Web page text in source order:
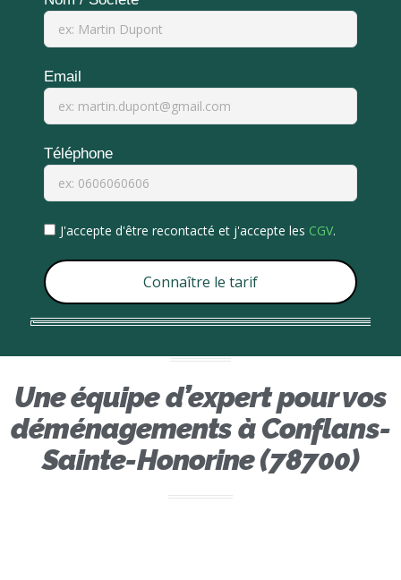
Email
Téléphone
J'accepte d'être recontacté et j'accepte les CGV.
Connaître le tarif
Une équipe d’expert pour vos
déménagements à Conflans-
Sainte-Honorine (78700)